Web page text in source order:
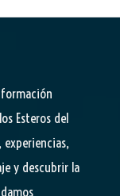
Esteros del
y descubrir la